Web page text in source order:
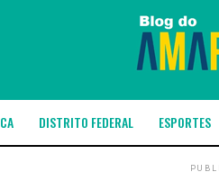
DISTRITO FEDERAL ESPORTES